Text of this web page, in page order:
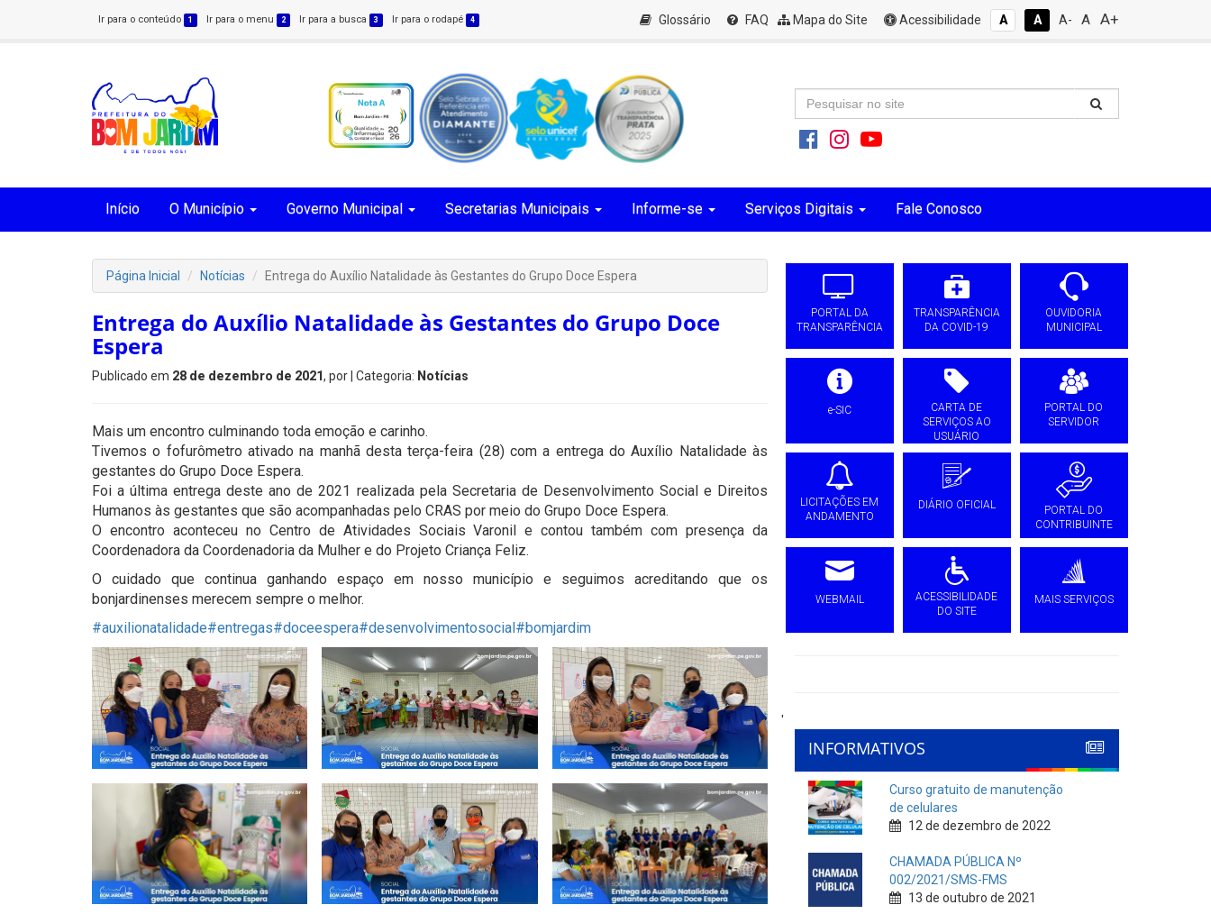
Ir para o conteúdo 1 Ir para o menu 2 Ir para a busca 3 Ir para o rodapé 4 Glossário FAQ Mapa do Site Acessibilidade A A A- A A+
Início O Município Governo Municipal Secretarias Municipais Informe-se Serviços Digitais Fale Conosco
Página Inicial Notícias Entrega do Auxílio Natalidade às Gestantes do Grupo Doce Espera
Entrega do Auxílio Natalidade às Gestantes do Grupo Doce
Espera
Publicado em 28 de dezembro de 2021, por | Categoria: Notícias
Mais um encontro culminando toda emoção e carinho.
Tivemos o fofurômetro ativado na manhã desta terça-feira (28) com a entrega do Auxílio Natalidade às
gestantes do Grupo Doce Espera.
Foi a última entrega deste ano de 2021 realizada pela Secretaria de Desenvolvimento Social e Direitos
Humanos às gestantes que são acompanhadas pelo CRAS por meio do Grupo Doce Espera.
O encontro aconteceu no Centro de Atividades Sociais Varonil e contou também com presença da
Coordenadora da Coordenadoria da Mulher e do Projeto Criança Feliz.
O cuidado que continua ganhando espaço em nosso município e seguimos acreditando que os
bonjardinenses merecem sempre o melhor.
#auxilionatalidade#entregas#doceespera#desenvolvimentosocial#bomjardim
PORTAL DA
TRANSPARÊNCIA
TRANSPARÊNCIA
DA COVID-19
OUVIDORIA
MUNICIPAL
e-SIC
CARTA DE
SERVIÇOS AO
USUÁRIO
PORTAL DO
SERVIDOR
LICITAÇÕES EM
ANDAMENTO
DIÁRIO OFICIAL
PORTAL DO
CONTRIBUINTE
WEBMAIL
ACESSIBILIDADE
DO SITE
MAIS SERVIÇOS
'
INFORMATIVOS
Curso gratuito de manutenção
de celulares
12 de dezembro de 2022
CHAMADA PÚBLICA Nº
002/2021/SMS-FMS
13 de outubro de 2021